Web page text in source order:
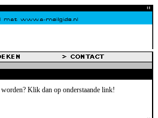
Klik dan op onderstaande link!